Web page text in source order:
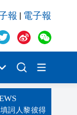
報 電子報
詞人黎彼得